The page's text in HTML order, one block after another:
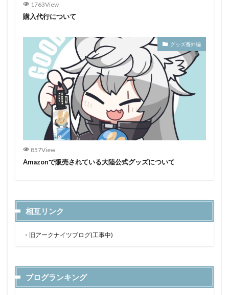
1763View
購入代行について
グッズ番外編
857View
Amazonで販売されている大陸公式グッズについて
相互リンク
・ 旧アークナイツブログ(工事中)
ブログランキング